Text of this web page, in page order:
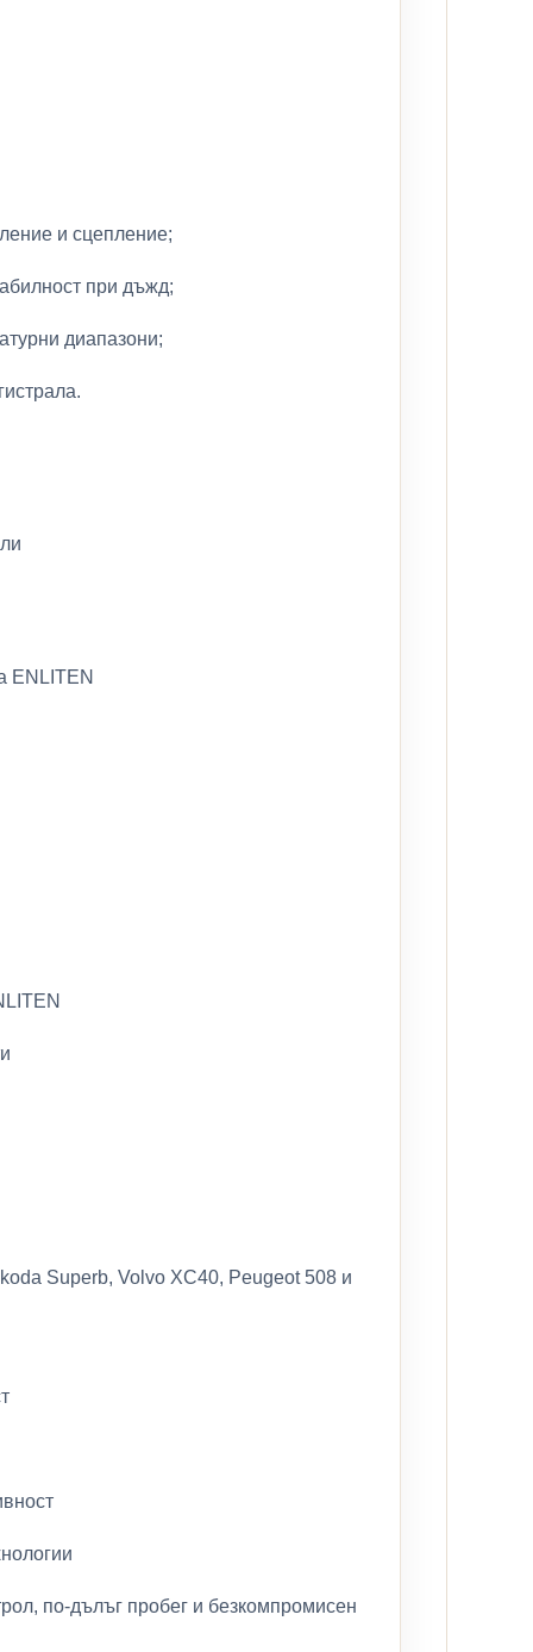
и сцепление;
при дъжд;
диапазони;
ENLITEN
Superb, Volvo XC40, Peugeot 508 и
по-дълъг пробег и безкомпромисен